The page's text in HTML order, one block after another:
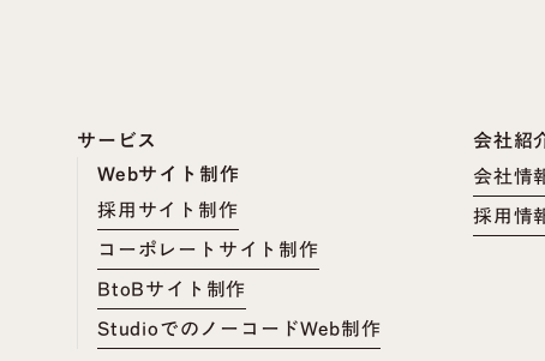
サービス
Webサイト制作
採用サイト制作
コーポレートサイト制作
BtoBサイト制作
StudioでのノーコードWeb制作
会社紹
会社情
採用情